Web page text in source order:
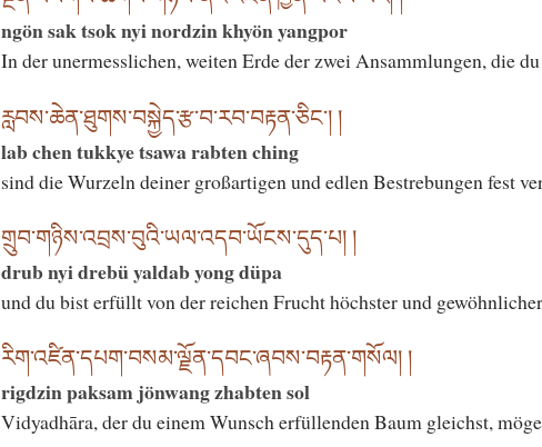
ngön sak tsok nyi nordzin khyön yangpor
In der unermesslichen, weiten Erde der zwei Ansammlungen, die
རླབས་ཆེན་ཐུགས་བསྐྱེད་རྩ་བ་རབ་བརྟན་ཅིང༌། །
lab chen tukkye tsawa rabten ching
sind die Wurzeln deiner großartigen und edlen Bestrebungen fest
གྲུབ་གཉིས་འབྲས་བུའི་ཡལ་འདབ་ཡོངས་དུད་པ། །
drub nyi drebü yaldab yong düpa
und du bist erfüllt von der reichen Frucht höchster und
རིག་འཛིན་དཔག་བསམ་ལྗོན་དབང་ཞབས་བརྟན་གསོལ། །
rigdzin paksam jönwang zhabten sol
Vidyadhāra, der du einem Wunsch erfüllenden Baum gleichst,